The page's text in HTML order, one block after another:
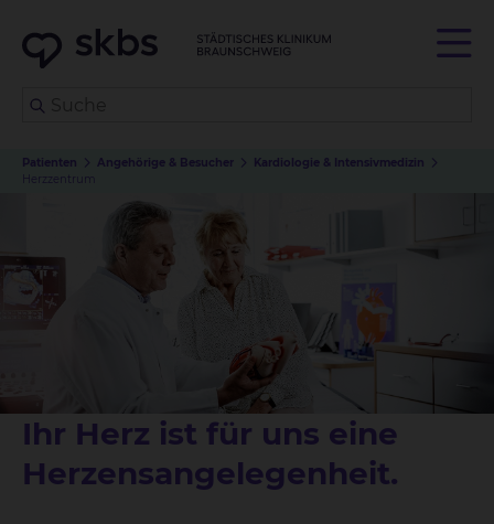
Patienten Angehörige & Besucher
Kardiologie & Intensivmedizin
Herzzentrum
Ihr Herz ist für uns eine
Herzensangelegenheit.